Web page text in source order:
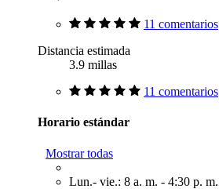
11 comentarios
Distancia estimada
3.9 millas
11 comentarios
Horario estándar
Mostrar todas
Lun.- vie.: 8 a. m. - 4:30 p. m.